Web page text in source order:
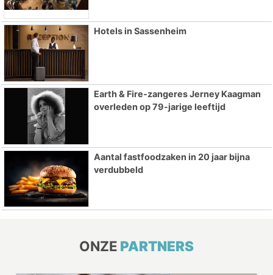
Hotels in Sassenheim
Earth & Fire-zangeres Jerney Kaagman
overleden op 79-jarige leeftijd
Aantal fastfoodzaken in 20 jaar bijna
verdubbeld
ONZE PARTNERS